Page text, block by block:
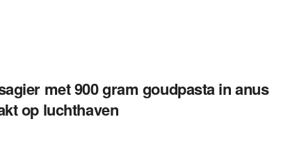
met 900 gram goudpasta in anus
op luchthaven